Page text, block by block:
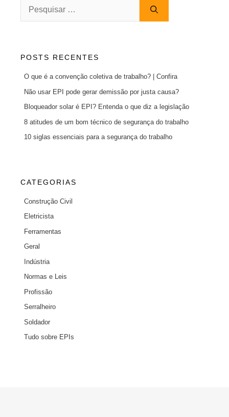
POSTS RECENTES
O que é a convenção coletiva de trabalho? | Confira
Não usar EPI pode gerar demissão por justa causa?
Bloqueador solar é EPI? Entenda o que diz a legislação
8 atitudes de um bom técnico de segurança do trabalho
10 siglas essenciais para a segurança do trabalho
CATEGORIAS
Construção Civil
Eletricista
Ferramentas
Geral
Indústria
Normas e Leis
Profissão
Serralheiro
Soldador
Tudo sobre EPIs